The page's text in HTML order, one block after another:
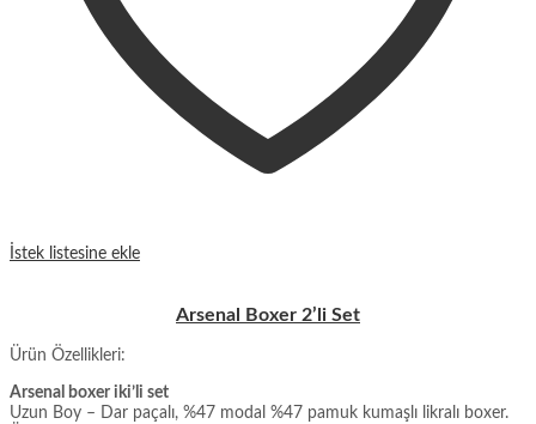
İstek listesine ekle
Arsenal Boxer 2’li Set
Ürün Özellikleri:
Arsenal boxer iki’li set
Uzun Boy – Dar paçalı, %47 modal %47 pamuk kumaşlı likralı boxer.